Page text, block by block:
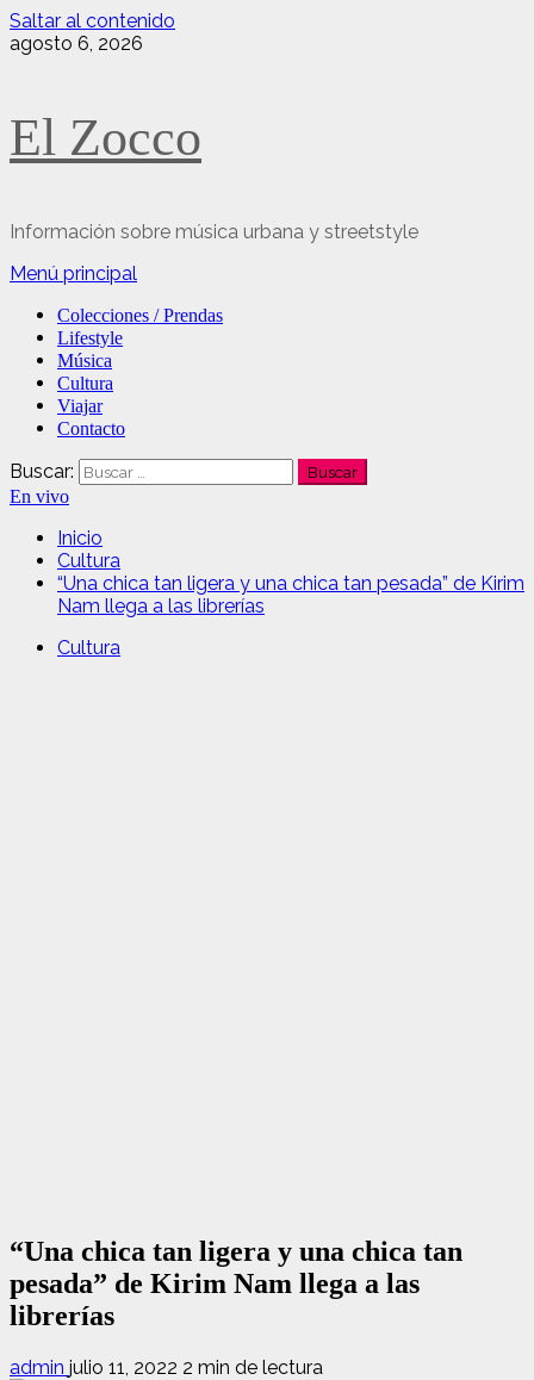
Saltar al contenido
agosto 6, 2026
El Zocco
Información sobre música urbana y streetstyle
Menú principal
Colecciones / Prendas
Lifestyle
Música
Cultura
Viajar
Contacto
Buscar:
En vivo
Inicio
Cultura
“Una chica tan ligera y una chica tan pesada” de Kirim
Nam llega a las librerías
Cultura
“Una chica tan ligera y una chica tan
pesada” de Kirim Nam llega a las
librerías
admin julio 11, 2022 2 min de lectura